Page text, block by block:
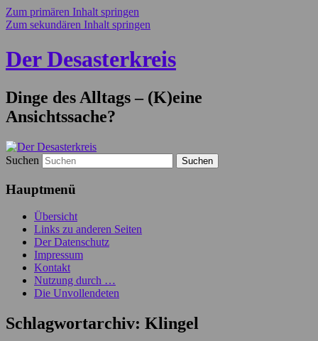
Zum primären Inhalt springen
Zum sekundären Inhalt springen
Der Desasterkreis
Dinge des Alltags – (K)eine
Ansichtssache?
Suchen
Hauptmenü
Übersicht
Links zu anderen Seiten
Der Datenschutz
Impressum
Kontakt
Nutzung durch …
Die Unvollendeten
Schlagwortarchiv: Klingel